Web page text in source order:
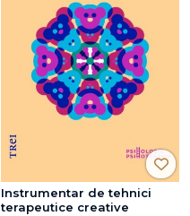
Instrumentar de tehnici
terapeutice creative